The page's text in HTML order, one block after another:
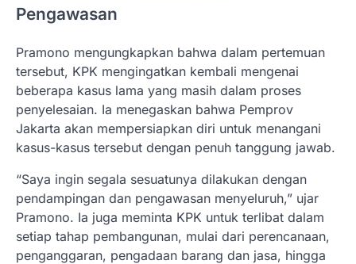
Pengawasan
Pramono mengungkapkan bahwa dalam pertemuan
tersebut, KPK mengingatkan kembali mengenai
beberapa kasus lama yang masih dalam proses
penyelesaian. Ia menegaskan bahwa Pemprov
Jakarta akan mempersiapkan diri untuk menangani
kasus-kasus tersebut dengan penuh tanggung jawab.
“Saya ingin segala sesuatunya dilakukan dengan
pendampingan dan pengawasan menyeluruh,” ujar
Pramono. Ia juga meminta KPK untuk terlibat dalam
setiap tahap pembangunan, mulai dari perencanaan,
penganggaran, pengadaan barang dan jasa, hingga